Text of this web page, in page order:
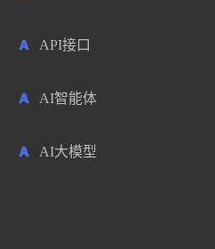
药物分析
毒性数据库
原辅料包材
文献管理
商业专利数据库
免费专利库
API接口
AI智能体
AI大模型